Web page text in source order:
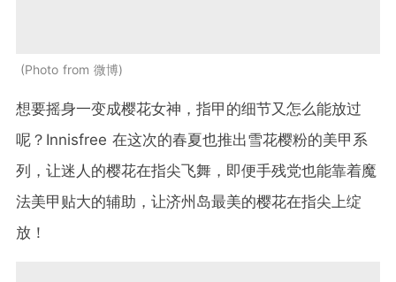
Photo from 微博
想要摇身一变成樱花女神，指甲的细节又怎么能放过
呢？Innisfree 在这次的春夏也推出雪花樱粉的美甲系
列，让迷人的樱花在指尖飞舞，即便手残党也能靠着魔
法美甲贴大的辅助，让济州岛最美的樱花在指尖上绽
放！